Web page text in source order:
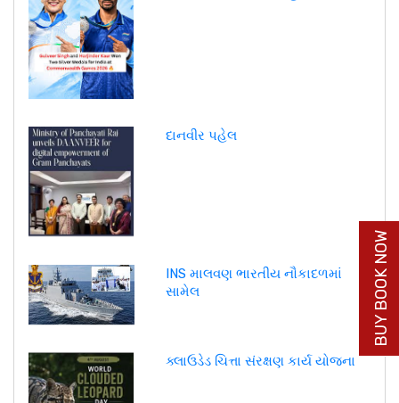
દાનવીર પહેલ
INS માલવણ ભારતીય નૌકાદળમાં
સામેલ
ક્લાઉડેડ ચિત્તા સંરક્ષણ કાર્ય યોજના
BUY BOOK NOW